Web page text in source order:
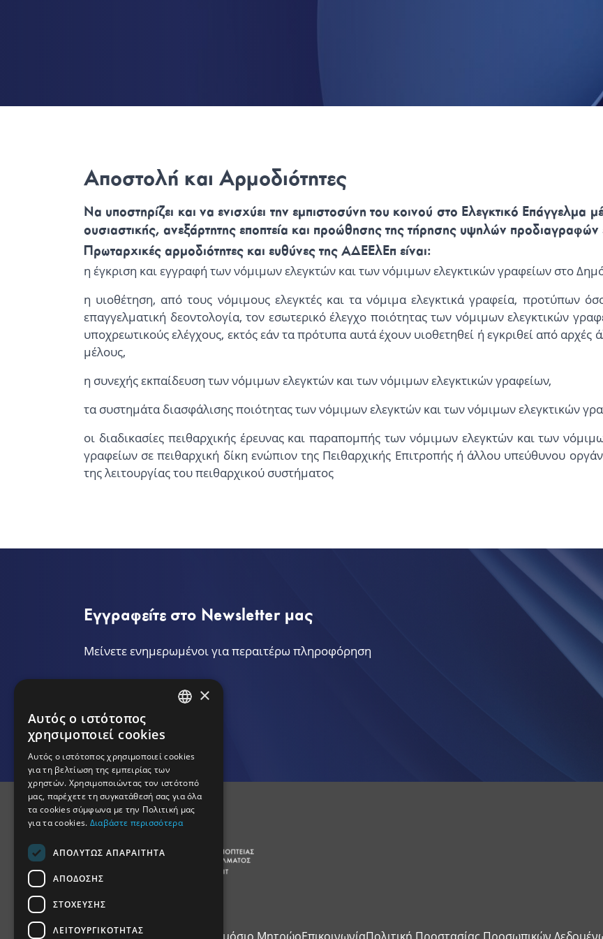
Αποστολή και Αρμοδιότητες
Να υποστηρίζει και να ενισχύει την εμπιστοσύνη του κοινού στo Ελεγκτικό Επάγγελμα
ουσιαστικής, ανεξάρτητης εποπτεία και προώθησης της τήρησης υψηλών προδιαγραφών
Πρωταρχικές αρμοδιότητες και ευθύνες της ΑΔΕΕλΕπ είναι:
η έγκριση και εγγραφή των νόμιμων ελεγκτών και των νόμιμων ελεγκτικών γραφείων στο
η υιοθέτηση, από τους νόμιμους ελεγκτές και τα νόμιμα ελεγκτικά γραφεία, προτύπων
επαγγελματική δεοντολογία, τον εσωτερικό έλεγχο ποιότητας των νόμιμων ελεγκτικών
υποχρεωτικούς ελέγχους, εκτός εάν τα πρότυπα αυτά έχουν υιοθετηθεί ή εγκριθεί από αρχές
μέλους,
η συνεχής εκπαίδευση των νόμιμων ελεγκτών και των νόμιμων ελεγκτικών γραφείων,
τα συστημάτα διασφάλισης ποιότητας των νόμιμων ελεγκτών και των νόμιμων ελεγκτικών
οι διαδικασίες πειθαρχικής έρευνας και παραπομπής των νόμιμων ελεγκτών και των
γραφείων σε πειθαρχική δίκη ενώπιον της Πειθαρχικής Επιτροπής ή άλλου υπεύθυνου
της λειτουργίας του πειθαρχικού συστήματος
Εγγραφείτε στο Newsletter μας
Μείνετε ενημερωμένοι για περαιτέρω πληροφόρηση
Αρχική Θεσμικό Πλαίσιο Δημόσιο ΜητρώοΕπικοινωνίαΠολιτική Προστασίας Προσωπικών
ENGLISH
×
Αυτός ο ιστότοπος
χρησιμοποιεί cookies
Αυτός ο ιστότοπος χρησιμοποιεί cookies
για τη βελτίωση της εμπειρίας των
χρηστών. Χρησιμοποιώντας τον ιστότοπό
μας, παρέχετε τη συγκατάθεσή σας για όλα
τα cookies σύμφωνα με την Πολιτική μας
για τα cookies. Διαβάστε περισσότερα
ΑΠΟΛΥΤΩΣ ΑΠΑΡΑΙΤΗΤΑ
ΑΠΟΔΟΣΗΣ
ΣΤΟΧΕΥΣΗΣ
ΛΕΙΤΟΥΡΓΙΚΟΤΗΤΑΣ